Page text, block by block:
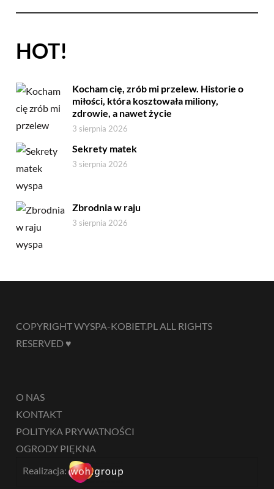
HOT!
Kocham cię, zrób mi przelew. Historie o
miłości, która kosztowała miliony,
zdrowie, a nawet życie
3 sierpnia 2026
Sekrety matek
3 sierpnia 2026
Zbrodnia w raju
3 sierpnia 2026
COPYRIGHT WYSPA-KOBIET.PL ALL RIGHTS
RESERVED ♥
O NAS
KONTAKT
POLITYKA PRYWATNOŚCI
OGRODY PIĘKNA
Realizacja: